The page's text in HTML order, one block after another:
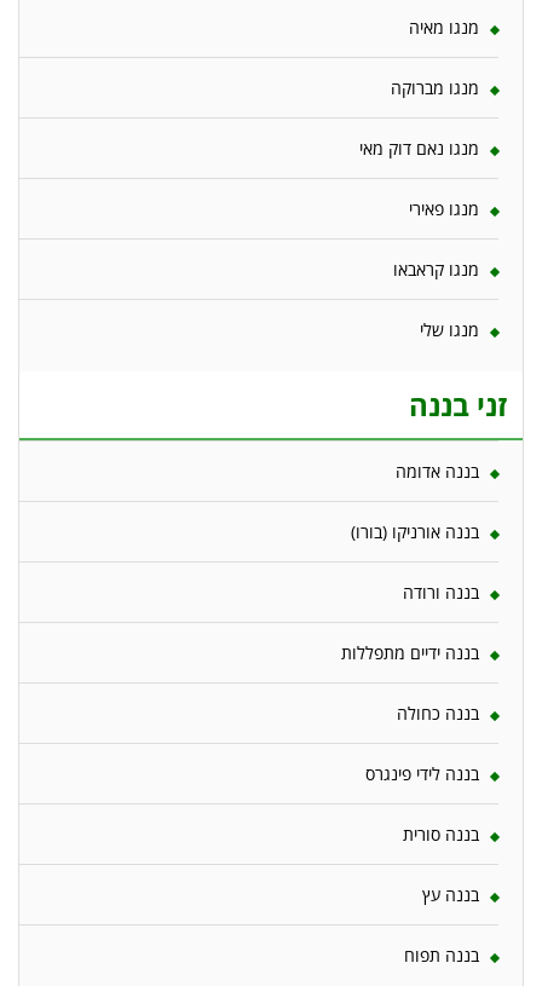
מנגו מאיה
מנגו מברוקה
מנגו נאם דוק מאי
מנגו פאירי
מנגו קראבאו
מנגו שלי
זני בננה
בננה אדומה
בננה אורניקו (בורו)
בננה ורודה
בננה ידיים מתפללות
בננה כחולה
בננה לידי פינגרס
בננה סורית
בננה עץ
בננה תפוח